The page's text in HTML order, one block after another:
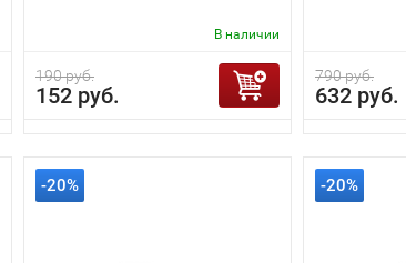
В наличии
190 руб.
152 руб.
790 руб.
632 руб.
-20% -20%